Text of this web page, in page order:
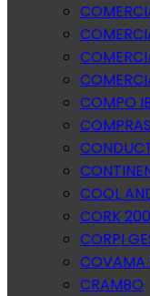
COMPO
COOL
CORK
CORPI
COVAMA
CRAMBO